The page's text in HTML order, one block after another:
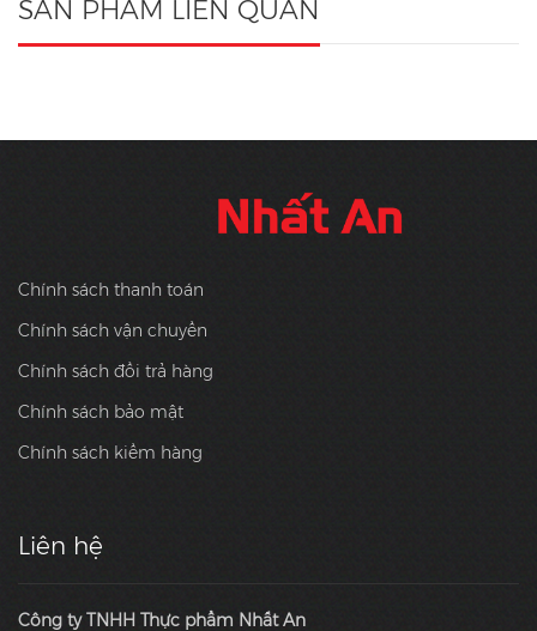
SẢN PHẨM LIÊN QUAN
Chính sách thanh toán
Chính sách vận chuyển
Chính sách đổi trả hàng
Chính sách bảo mật
Chính sách kiểm hàng
Liên hệ
Công ty TNHH Thực phẩm Nhất An